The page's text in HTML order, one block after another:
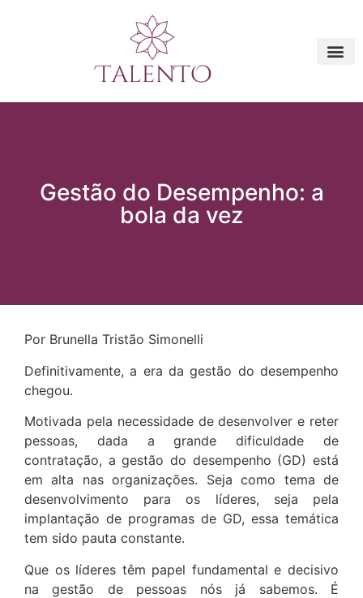
Gestão do Desempenho: a
bola da vez
Por Brunella Tristão Simonelli
Definitivamente, a era da gestão do desempenho
chegou.
Motivada pela necessidade de desenvolver e reter
pessoas, dada a grande dificuldade de
contratação, a gestão do desempenho (GD) está
em alta nas organizações. Seja como tema de
desenvolvimento para os líderes, seja pela
implantação de programas de GD, essa temática
tem sido pauta constante.
Que os líderes têm papel fundamental e decisivo
na gestão de pessoas nós já sabemos. É